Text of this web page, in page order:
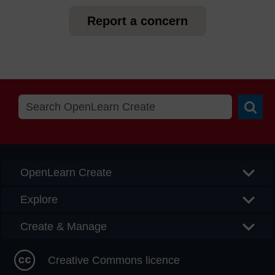
Report a concern
OpenLearn Create
Explore
Create & Manage
Creative Commons licence